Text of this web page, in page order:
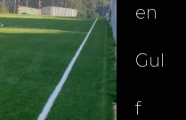
en
Gul
f